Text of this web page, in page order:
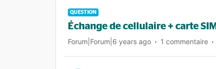
QUESTION
Échange de cellulaire + carte SIM
Forum|Forum|6 years ago 1 commentaire